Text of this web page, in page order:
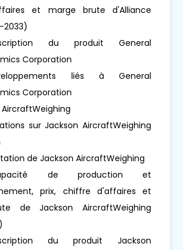
et marge brute d'Alliance
2033)
du produit General
Corporation
liés à General
Corporation
sur Jackson AircraftWeighing
de Jackson AircraftWeighing
de production et
prix, chiffre d'affaires et
de Jackson AircraftWeighing
du produit Jackson